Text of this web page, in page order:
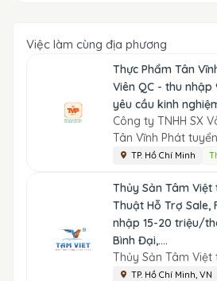
Việc làm cùng địa phương
Thực Phẩm Tân
Viên QC - thu nhập
yêu cầu kinh
Công ty TNHH SX
Tân Vĩnh Phát
TP. Hồ Chí Minh
Thủy Sản Tâm
Thuật Hỗ Trợ Sale,
nhập 15-20 triệu/
Bình Đại,....
Thủy Sản Tâm Việt
TP. Hồ Chí Minh, VN